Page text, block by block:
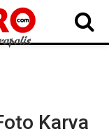
BATUBARA DELISERDANG
Karya